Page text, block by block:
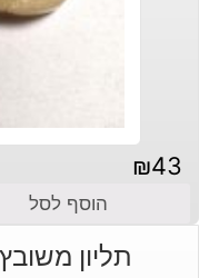
₪43
הוסף לסל
תליון משובץ